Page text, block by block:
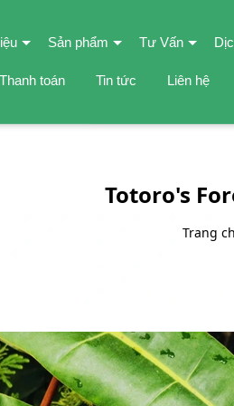
Sản phẩm Tư Vấn
Thanh toán Tin tức Liên hệ
Totoro's
Trang